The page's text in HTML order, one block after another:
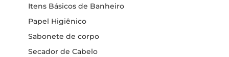
Itens Básicos de Banheiro
Papel Higiênico
Sabonete de corpo
Secador de Cabelo